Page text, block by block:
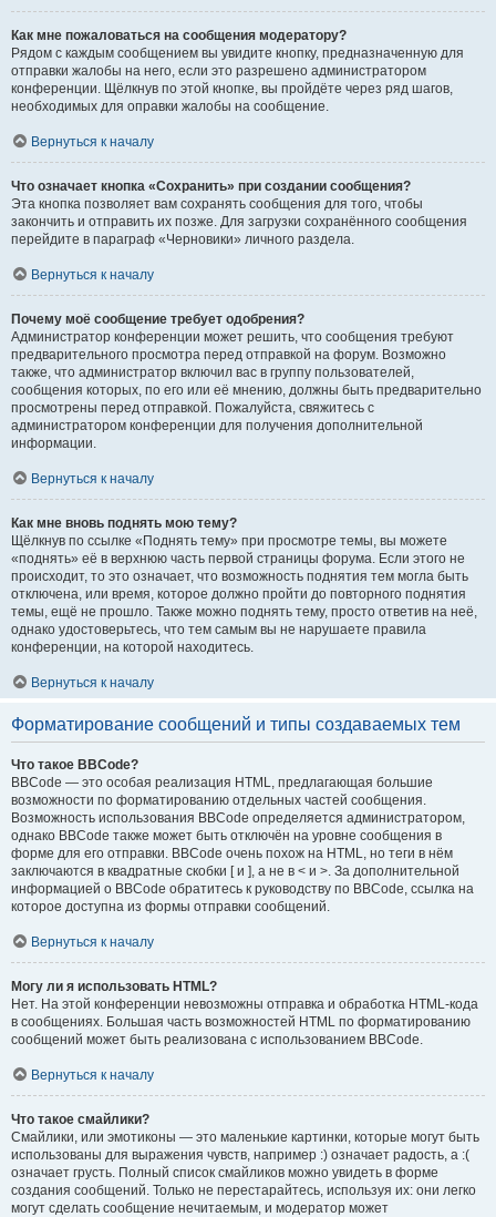
Как мне пожаловаться на сообщения модератору?
Рядом с каждым сообщением вы увидите кнопку, предназначенную для
отправки жалобы на него, если это разрешено администратором
конференции. Щёлкнув по этой кнопке, вы пройдёте через ряд шагов,
необходимых для оправки жалобы на сообщение.
Вернуться к началу
Что означает кнопка «Сохранить» при создании сообщения?
Эта кнопка позволяет вам сохранять сообщения для того, чтобы
закончить и отправить их позже. Для загрузки сохранённого сообщения
перейдите в параграф «Черновики» личного раздела.
Вернуться к началу
Почему моё сообщение требует одобрения?
Администратор конференции может решить, что сообщения требуют
предварительного просмотра перед отправкой на форум. Возможно
также, что администратор включил вас в группу пользователей,
сообщения которых, по его или её мнению, должны быть предварительно
просмотрены перед отправкой. Пожалуйста, свяжитесь с
администратором конференции для получения дополнительной
информации.
Вернуться к началу
Как мне вновь поднять мою тему?
Щёлкнув по ссылке «Поднять тему» при просмотре темы, вы можете
«поднять» её в верхнюю часть первой страницы форума. Если этого не
происходит, то это означает, что возможность поднятия тем могла быть
отключена, или время, которое должно пройти до повторного поднятия
темы, ещё не прошло. Также можно поднять тему, просто ответив на неё,
однако удостоверьтесь, что тем самым вы не нарушаете правила
конференции, на которой находитесь.
Вернуться к началу
Форматирование сообщений и типы создаваемых тем
Что такое BBCode?
BBCode — это особая реализация HTML, предлагающая большие
возможности по форматированию отдельных частей сообщения.
Возможность использования BBCode определяется администратором,
однако BBCode также может быть отключён на уровне сообщения в
форме для его отправки. BBCode очень похож на HTML, но теги в нём
заключаются в квадратные скобки [ и ], а не в < и >. За дополнительной
информацией о BBCode обратитесь к руководству по BBCode, ссылка на
которое доступна из формы отправки сообщений.
Вернуться к началу
Могу ли я использовать HTML?
Нет. На этой конференции невозможны отправка и обработка HTML-кода
в сообщениях. Большая часть возможностей HTML по форматированию
сообщений может быть реализована с использованием BBCode.
Вернуться к началу
Что такое смайлики?
Смайлики, или эмотиконы — это маленькие картинки, которые могут быть
использованы для выражения чувств, например :) означает радость, а :(
означает грусть. Полный список смайликов можно увидеть в форме
создания сообщений. Только не перестарайтесь, используя их: они легко
могут сделать сообщение нечитаемым, и модератор может